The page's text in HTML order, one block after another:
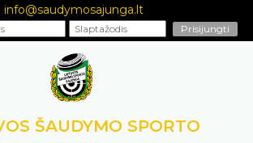
info@saudymosajunga.lt
ŠAUDYMO SPORTO